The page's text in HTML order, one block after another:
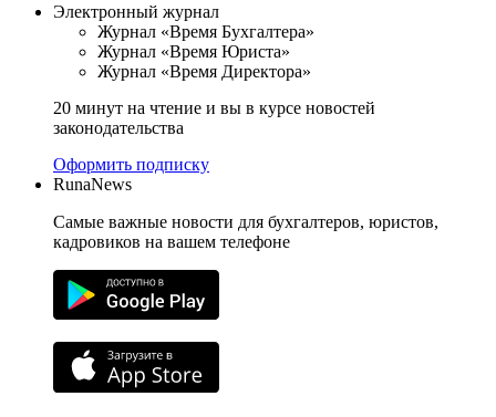
Электронный журнал
Журнал «Время Бухгалтера»
Журнал «Время Юриста»
Журнал «Время Директора»
20 минут на чтение и вы в курсе новостей
законодательства
Оформить подписку
RunaNews
Самые важные новости для бухгалтеров, юристов,
кадровиков на вашем телефоне